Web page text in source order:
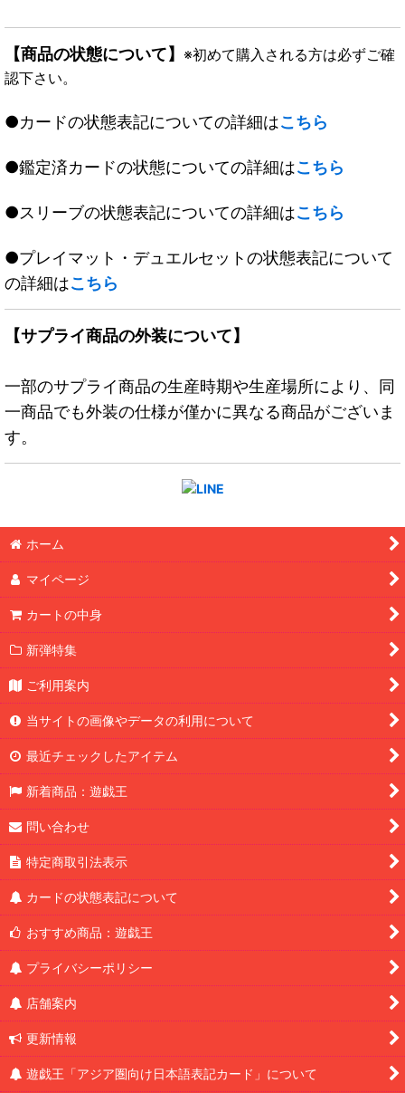
【商品の状態について】 ※初めて購入される方は必ずご確
認下さい。
●カードの状態表記についての詳細はこちら
●鑑定済カードの状態についての詳細はこちら
●スリーブの状態表記についての詳細はこちら
●プレイマット・デュエルセットの状態表記について
の詳細はこちら
【サプライ商品の外装について】
一部のサプライ商品の生産時期や生産場所により、同
一商品でも外装の仕様が僅かに異なる商品がございま
す。
ホーム
マイページ
カートの中身
新弾特集
ご利用案内
当サイトの画像やデータの利用について
最近チェックしたアイテム
新着商品：遊戯王
問い合わせ
特定商取引法表示
カードの状態表記について
おすすめ商品：遊戯王
プライバシーポリシー
店舗案内
更新情報
遊戯王「アジア圏向け日本語表記カード」について